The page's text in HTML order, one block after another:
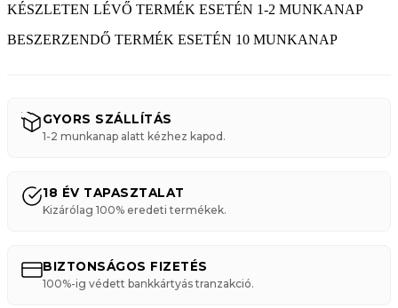
KÉSZLETEN LÉVŐ TERMÉK ESETÉN 1-2 MUNKANAP
BESZERZENDŐ TERMÉK ESETÉN 10 MUNKANAP
GYORS SZÁLLÍTÁS
1-2 munkanap alatt kézhez kapod.
18 ÉV TAPASZTALAT
Kizárólag 100% eredeti termékek.
BIZTONSÁGOS FIZETÉS
100%-ig védett bankkártyás tranzakció.